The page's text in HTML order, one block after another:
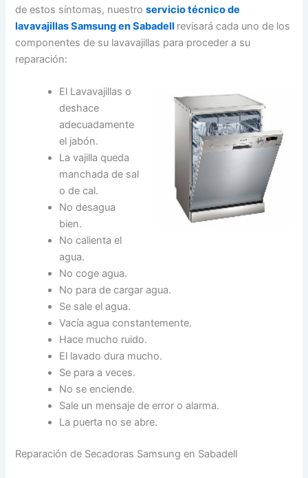
de estos síntomas, nuestroservicio técnico de
lavavajillas Samsung en Sabadell revisará cada uno de los
componentes de su lavavajillas para proceder a su
reparación:
El Lavavajillas o
deshace
adecuadamente
el jabón.
La vajilla queda
manchada de sal
o de cal.
No desagua
bien.
No calienta el
agua.
No coge agua.
No para de cargar agua.
Se sale el agua.
Vacía agua constantemente.
Hace mucho ruido.
El lavado dura mucho.
Se para a veces.
No se enciende.
Sale un mensaje de error o alarma.
La puerta no se abre.
Reparación de Secadoras Samsung en Sabadell